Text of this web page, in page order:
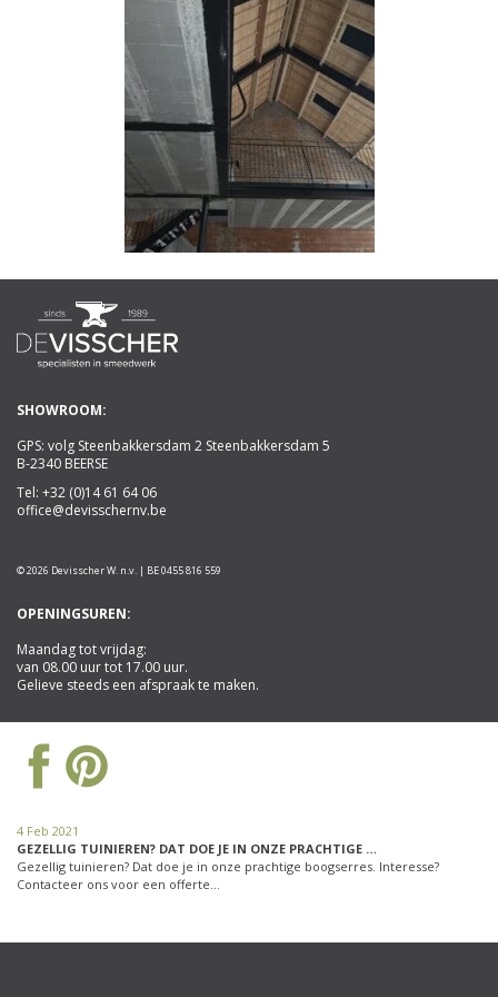
SHOWROOM:
GPS: volg Steenbakkersdam 2 Steenbakkersdam 5
B-2340 BEERSE
Tel: +32 (0)14 61 64 06
office@devisschernv.be
© 2026 Devisscher W. n.v. | BE 0455 816 559
OPENINGSUREN:
Maandag tot vrijdag:
van 08.00 uur tot 17.00 uur.
Gelieve steeds een afspraak te maken.
4 Feb 2021
GEZELLIG TUINIEREN? DAT DOE JE IN ONZE PRACHTIGE …
Gezellig tuinieren? Dat doe je in onze prachtige boogserres. Interesse?
Contacteer ons voor een offerte…